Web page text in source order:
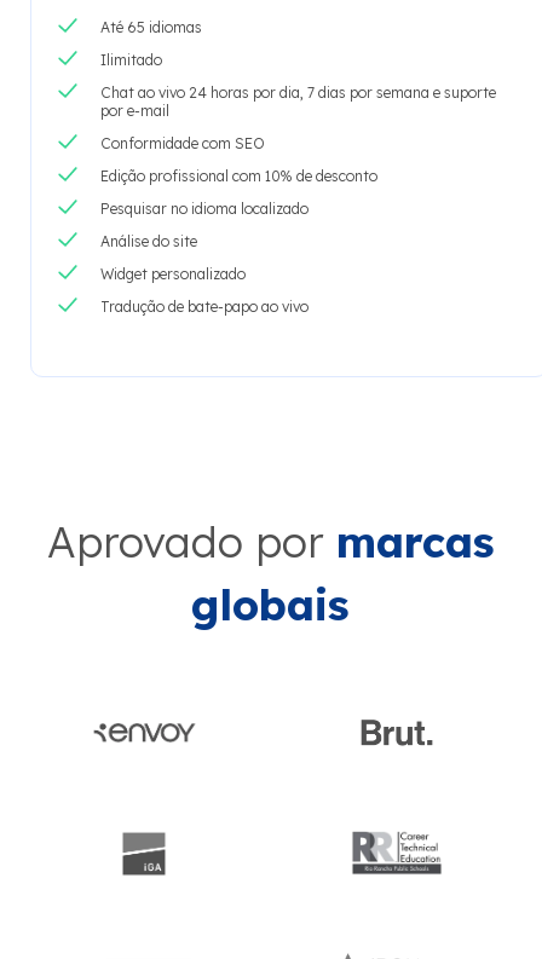
Até 65 idiomas
Ilimitado
Chat ao vivo 24 horas por dia, 7 dias por semana e suporte
por e-mail
Conformidade com SEO
Edição profissional com 10% de desconto
Pesquisar no idioma localizado
Análise do site
Widget personalizado
Tradução de bate-papo ao vivo
Aprovado por marcas
globais